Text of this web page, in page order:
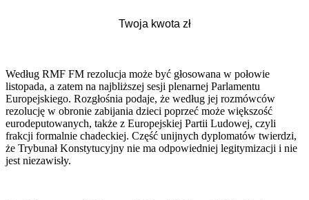
Według RMF FM rezolucja może być głosowana w połowie
listopada, a zatem na najbliższej sesji plenarnej Parlamentu
Europejskiego. Rozgłośnia podaje, że według jej rozmówców
rezolucję w obronie zabijania dzieci poprzeć może większość
eurodeputowanych, także z Europejskiej Partii Ludowej, czyli
frakcji formalnie chadeckiej. Część unijnych dyplomatów twierdzi,
że Trybunał Konstytucyjny nie ma odpowiedniej legitymizacji i nie
jest niezawisły.